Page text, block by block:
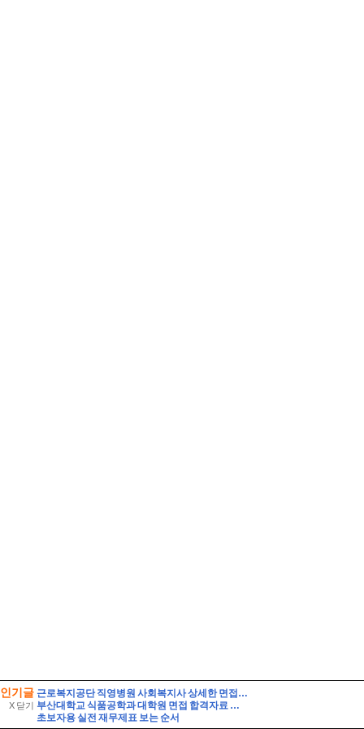
인기글
X 닫기
근로복지공단 직영병원 사회복지사 상세한 면접후기 7명 및 기출질문 기관 직무상식 정리 [근로복지공단 병원 사회복지사 면접]
부산대학교 식품공학과 대학원 면접 합격자료 자기소개 스크립트 및 실제 면접 합격 답안 - pics
초보자용 실전 재무제표 보는 순서